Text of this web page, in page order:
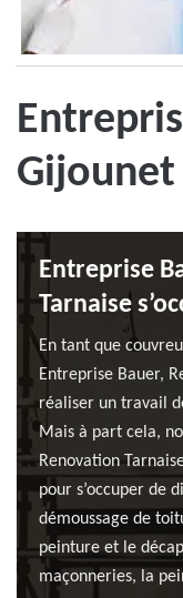
Gijounet
Entreprise
Tarnaise
En tant que
Entreprise Bauer,
réaliser un travail
Mais à part cela,
Renovation
pour s’occuper de
démoussage de
peinture et le
maçonneries, la